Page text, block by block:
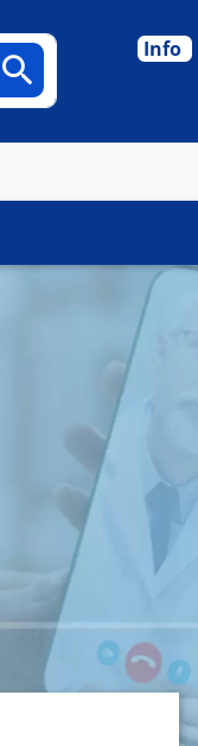
Info